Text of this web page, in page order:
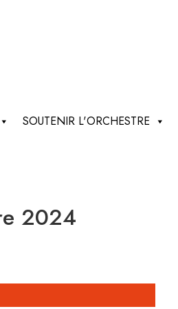
SOUTENIR L'ORCHESTRE
2024